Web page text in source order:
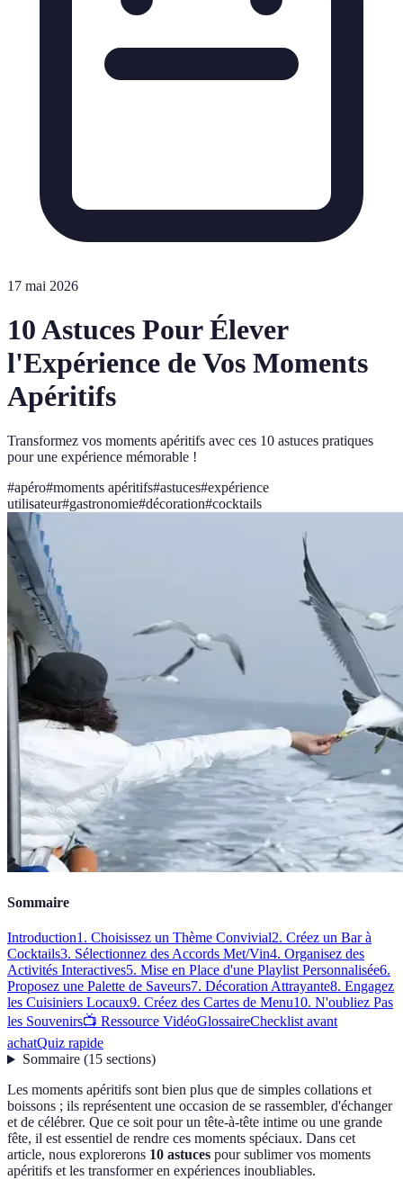
17 mai 2026
10 Astuces Pour Élever
l'Expérience de Vos Moments
Apéritifs
Transformez vos moments apéritifs avec ces 10 astuces pratiques
pour une expérience mémorable !
#apéro#moments apéritifs#astuces#expérience
utilisateur#gastronomie#décoration#cocktails
Sommaire
Introduction1. Choisissez un Thème Convivial2. Créez un Bar à
Cocktails3. Sélectionnez des Accords Met/Vin4. Organisez des
Activités Interactives5. Mise en Place d'une Playlist Personnalisée6.
Proposez une Palette de Saveurs7. Décoration Attrayante8. Engagez
les Cuisiniers Locaux9. Créez des Cartes de Menu10. N'oubliez Pas
les Souvenirs📺 Ressource VidéoGlossaireChecklist avant
achatQuiz rapide
Sommaire(15 sections)
Les moments apéritifs sont bien plus que de simples collations et
boissons ; ils représentent une occasion de se rassembler, d'échanger
et de célébrer. Que ce soit pour un tête-à-tête intime ou une grande
fête, il est essentiel de rendre ces moments spéciaux. Dans cet
article, nous explorerons 10 astuces pour sublimer vos moments
apéritifs et les transformer en expériences inoubliables.